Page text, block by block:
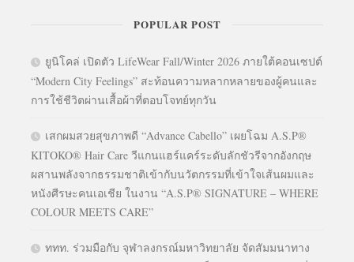
POPULAR POST
ยูนิโคล่ เปิดตัว LifeWear Fall/Winter 2026 ภายใต้คอนเซปต์
“Modern City Feelings” สะท้อนความหลากหลายของผู้คนและ
การใช้ชีวิตผ่านเสื้อผ้าที่ตอบโจทย์ทุกวัน
เสกผมสวยสุขภาพดี “Advance Cabello” เผยโฉม A.S.P®
KITOKO® Hair Care วีแกนแฮร์แคร์ระดับลักชัวรีจากอังกฤษ
ผสานพลังจากธรรมชาติเข้ากับนวัตกรรมที่เข้าใจเส้นผมและ
หนังศีรษะคนเอเชีย ในงาน “A.S.P® SIGNATURE – WHERE
COLOUR MEETS CARE”
ททท. ร่วมมือกับ จุฬาลงกรณ์มหาวิทยาลัย จัดสัมมนาทาง